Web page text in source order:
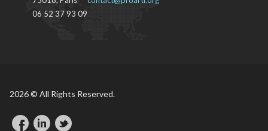
06 52 37 93 09
2026 © All Rights Reserved.